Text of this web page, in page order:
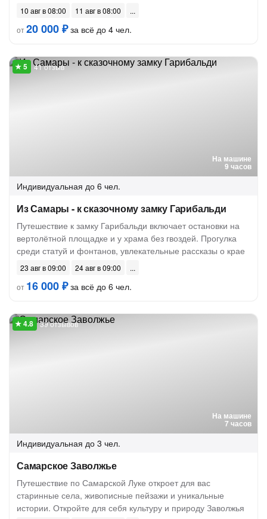
10 авг в 08:00
11 авг в 08:00
от20 000 ₽за всё до 4 чел.
На машине
9 часов
41 отзыв
Индивидуальная до 6 чел.
Из Самары - к сказочному замку Гарибальди
Путешествие к замку Гарибальди включает остановки на
вертолётной площадке и у храма без гвоздей. Прогулка
среди статуй и фонтанов, увлекательные рассказы о крае
23 авг в 09:00
24 авг в 09:00
от 16 000 ₽за всё до 6 чел.
На машине
7 часов
39 отзывов
Индивидуальная до 3 чел.
Самарское Заволжье
Путешествие по Самарской Луке откроет для вас
старинные села, живописные пейзажи и уникальные
истории. Откройте для себя культуру и природу Заволжья